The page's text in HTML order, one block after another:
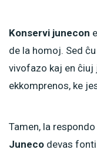
Konservi junecon
de la homoj. Sed
vivofazo kaj en ĉiuj
ekkomprenos, ke
Tamen, la
Juneco devas